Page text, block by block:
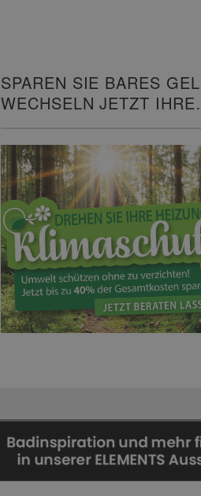
SPAREN SIE BARES
WECHSELN JETZT IHRE